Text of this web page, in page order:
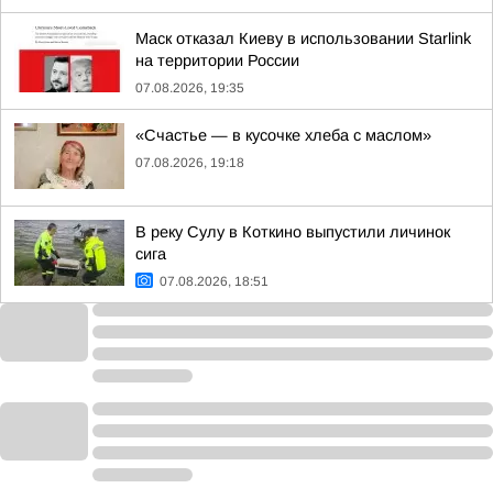
Маск отказал Киеву в использовании Starlink
на территории России
07.08.2026, 19:35
«Счастье — в кусочке хлеба с маслом»
07.08.2026, 19:18
В реку Сулу в Коткино выпустили личинок
сига
07.08.2026, 18:51